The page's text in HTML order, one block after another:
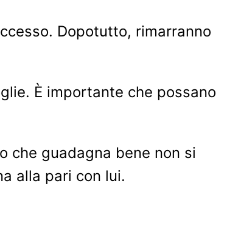
Dopotutto, rimarranno
È importante che possano
che guadagna bene non si
alla pari con lui.